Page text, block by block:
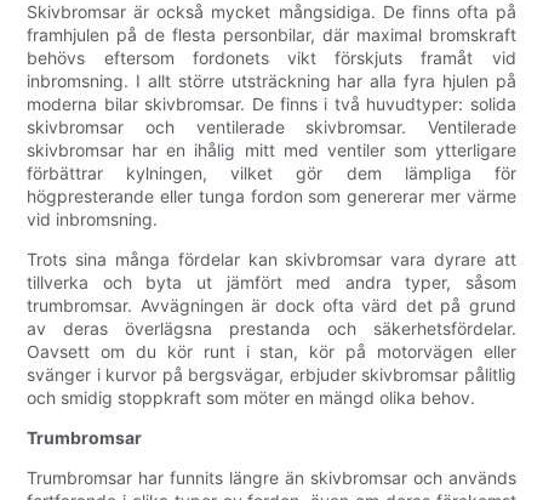
Skivbromsar är också mycket mångsidiga. De finns ofta på
framhjulen på de flesta personbilar, där maximal bromskraft
behövs eftersom fordonets vikt förskjuts framåt vid
inbromsning. I allt större utsträckning har alla fyra hjulen på
moderna bilar skivbromsar. De finns i två huvudtyper: solida
skivbromsar och ventilerade skivbromsar. Ventilerade
skivbromsar har en ihålig mitt med ventiler som ytterligare
förbättrar kylningen, vilket gör dem lämpliga för
högpresterande eller tunga fordon som genererar mer värme
vid inbromsning.
Trots sina många fördelar kan skivbromsar vara dyrare att
tillverka och byta ut jämfört med andra typer, såsom
trumbromsar. Avvägningen är dock ofta värd det på grund
av deras överlägsna prestanda och säkerhetsfördelar.
Oavsett om du kör runt i stan, kör på motorvägen eller
svänger i kurvor på bergsvägar, erbjuder skivbromsar pålitlig
och smidig stoppkraft som möter en mängd olika behov.
Trumbromsar
Trumbromsar har funnits längre än skivbromsar och används